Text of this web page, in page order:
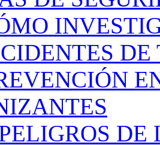
DE